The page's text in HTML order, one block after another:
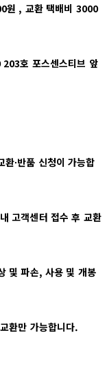
원 , 교환 택배비 3000
호 포스센스티브 앞
∙반품 신청이 가능합
고객센터 접수 후 교환
및 파손, 사용 및 개봉
환만 가능합니다.